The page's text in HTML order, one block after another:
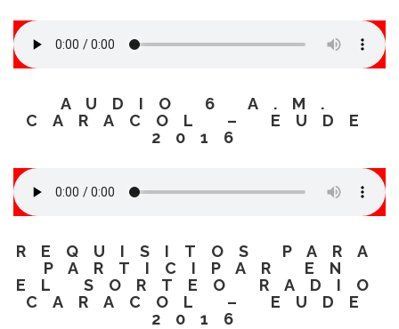
AUDIO 6 A.M.
CARACOL – EUDE
2016
REQUISITOS PARA
PARTICIPAR EN
EL SORTEO RADIO
CARACOL – EUDE
2016